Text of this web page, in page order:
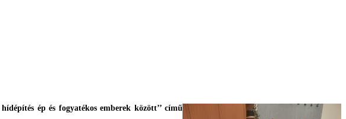
ép és fogyatékos emberek között’’ című